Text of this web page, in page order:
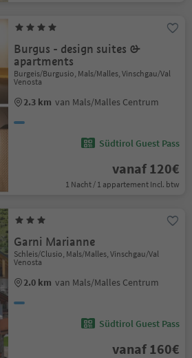
Burgus - design suites &
apartments
Burgeis/Burgusio, Mals/Malles, Vinschgau/Val
Venosta
2.3 km van Mals/Malles Centrum
Südtirol Guest Pass
vanaf 120€
1 Nacht / 1 appartement Incl. btw
Garni Marianne
Schleis/Clusio, Mals/Malles, Vinschgau/Val
Venosta
2.0 km van Mals/Malles Centrum
Südtirol Guest Pass
vanaf 160€